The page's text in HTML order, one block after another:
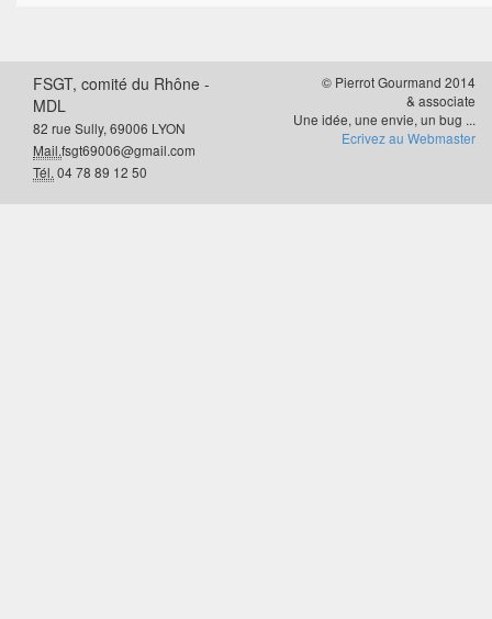
FSGT, comité du Rhône -
MDL
82 rue Sully, 69006 LYON
Mail.fsgt69006@gmail.com
Tél. 04 78 89 12 50
© Pierrot Gourmand 2014
& associate
Une idée, une envie, un bug ...
Ecrivez au Webmaster